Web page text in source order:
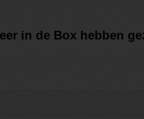
in de Box hebben